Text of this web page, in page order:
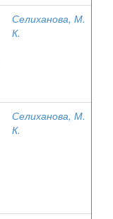
Селиханова, М.
К.
Селиханова, М.
К.